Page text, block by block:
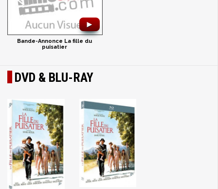
►
Bande-Annonce La fille du
puisatier
DVD & BLU-RAY